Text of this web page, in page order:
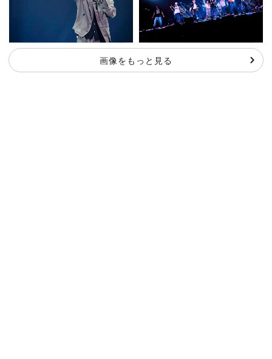
画像をもっと見る